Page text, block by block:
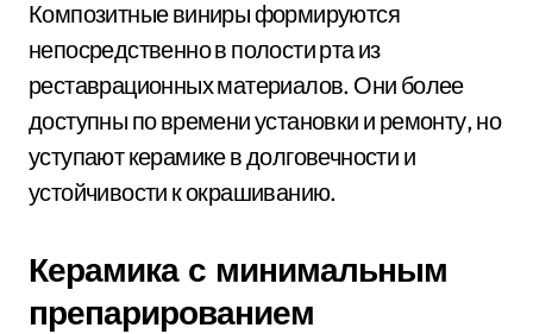
Композитные виниры формируются
непосредственно в полости рта из
реставрационных материалов. Они более
доступны по времени установки и ремонту, но
уступают керамике в долговечности и
устойчивости к окрашиванию.
Керамика с минимальным
препарированием